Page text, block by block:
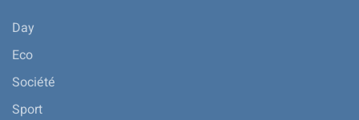
Day
Eco
Société
Sport